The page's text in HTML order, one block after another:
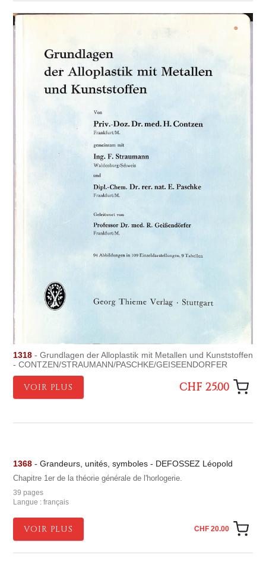
1318 - Grundlagen der Alloplastik mit Metallen und Kunststoffen
- CONTZEN/STRAUMANN/PASCHKE/GEISEENDORFER
VOIR PLUS CHF 25.00
1368 - Grandeurs, unités, symboles - DEFOSSEZ Léopold
Chapitre 1er de la théorie générale de l'horlogerie.
39 pages
Langue : français
VOIR PLUS CHF 20.00